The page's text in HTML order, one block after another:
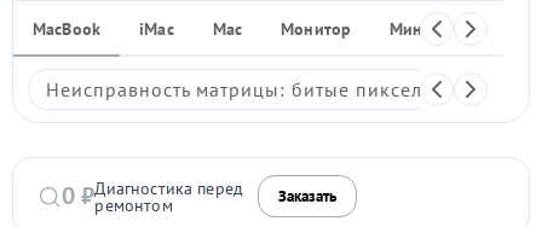
MacBook iMac Mac Монитор Мини ПК
Неисправность матрицы: битые пиксели,
0 ₽Диагностика перед
ремонтом Заказать